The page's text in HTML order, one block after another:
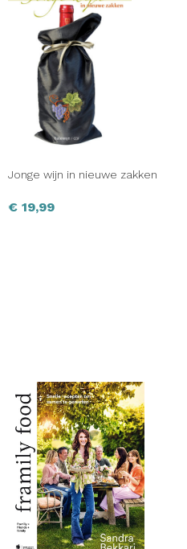
Jonge wijn in nieuwe zakken
€ 19,99